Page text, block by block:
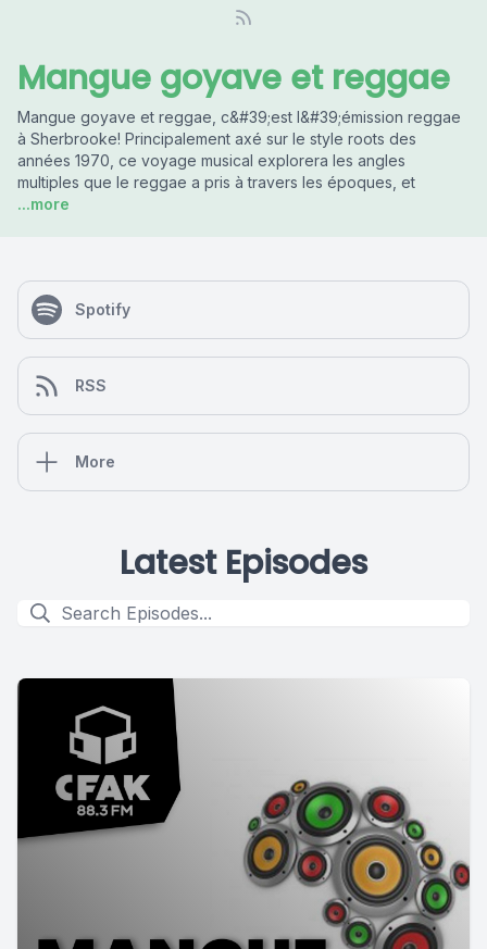
Mangue goyave et reggae
Mangue goyave et reggae, c&#39;est l&#39;émission reggae
à Sherbrooke! Principalement axé sur le style roots des
années 1970, ce voyage musical explorera les angles
multiples que le reggae a pris à travers les époques, et
...more
Spotify
RSS
More
Latest Episodes